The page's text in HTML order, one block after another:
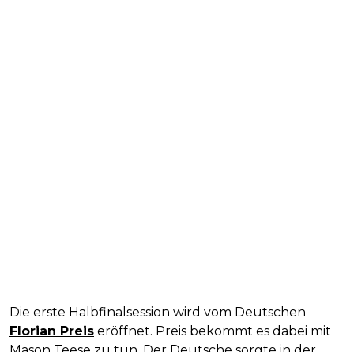
Die erste Halbfinalsession wird vom Deutschen
Florian Preis eröffnet. Preis bekommt es dabei mit